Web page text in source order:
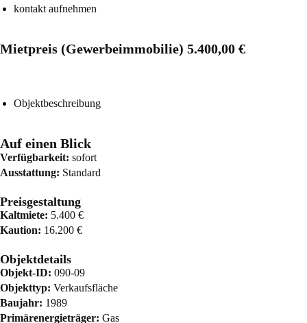
kontakt aufnehmen
Mietpreis (Gewerbeimmobilie) 5.400,00 €
Objektbeschreibung
Auf einen Blick
Verfügbarkeit: sofort
Ausstattung: Standard
Preisgestaltung
Kaltmiete: 5.400 €
Kaution: 16.200 €
Objektdetails
Objekt-ID: 090-09
Objekttyp: Verkaufsfläche
Baujahr: 1989
Primärenergieträger: Gas